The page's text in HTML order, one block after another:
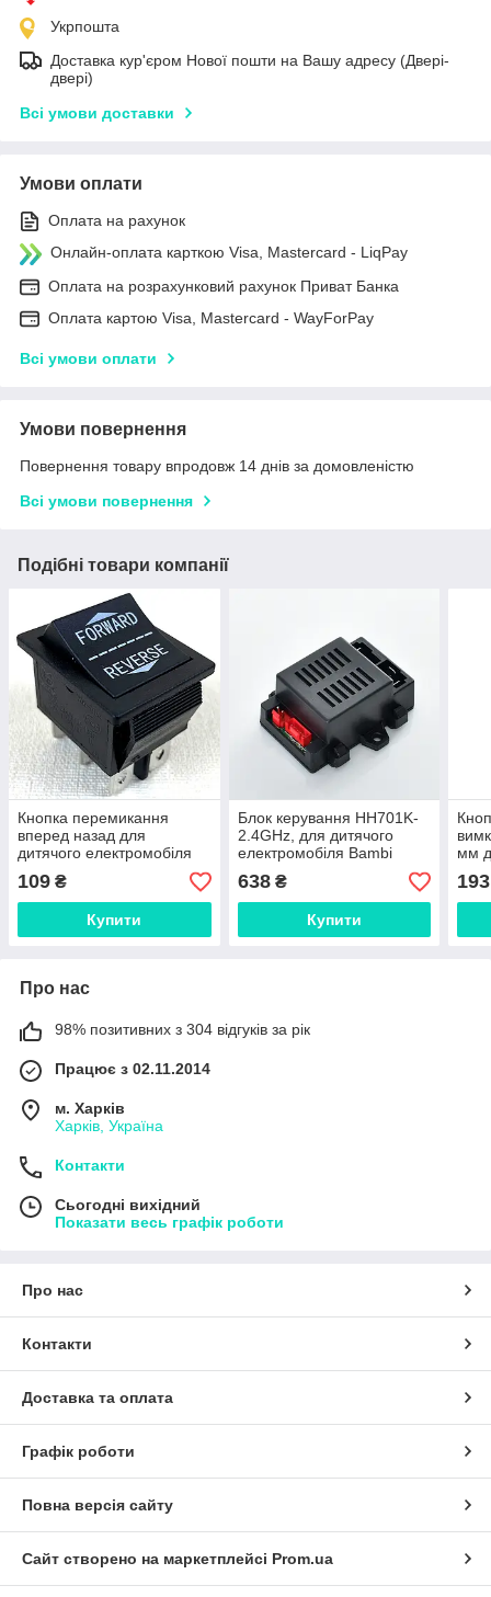
Укрпошта
Доставка кур'єром Нової пошти на Вашу адресу (Двері-
двері)
Всі умови доставки
Умови оплати
Оплата на рахунок
Онлайн-оплата карткою Visa, Mastercard - LiqPay
Оплата на розрахунковий рахунок Приват Банка
Оплата картою Visa, Mastercard - WayForPay
Всі умови оплати
Умови повернення
Повернення товару впродовж 14 днів за домовленістю
Всі умови повернення
Подібні товари компанії
Кнопка перемикання
вперед назад для
дитячого електромобіля
на 3 положення 6k
109 ₴
Купити
Блок керування HH701K-
2.4GHz, для дитячого
електромобіля Bambi
638₴
Купити
мм
193
Про нас
98% позитивних з 304 відгуків за рік
Працює з 02.11.2014
м. Харків
Харків, Україна
Контакти
Сьогодні вихідний
Показати весь графік роботи
Про нас
Контакти
Доставка та оплата
Графік роботи
Повна версія сайту
Сайт створено на маркетплейсі Prom.ua